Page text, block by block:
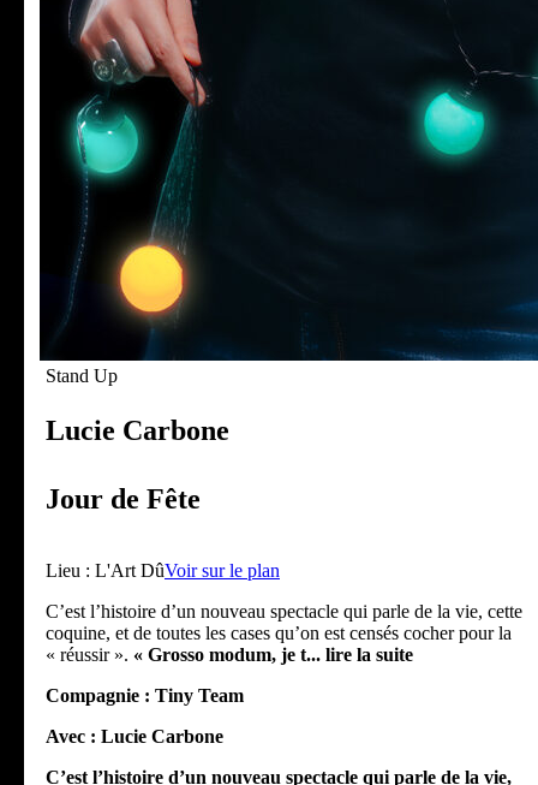
Stand Up
Lucie Carbone
Jour de Fête
Lieu : L'Art DûVoir sur le plan
C’est l’histoire d’un nouveau spectacle qui parle de la vie, cette
coquine, et de toutes les cases qu’on est censés cocher pour la
« réussir ». « Grosso modum, je t... lire la suite
Compagnie : Tiny Team
Avec : Lucie Carbone
C’est l’histoire d’un nouveau spectacle qui parle de la vie,